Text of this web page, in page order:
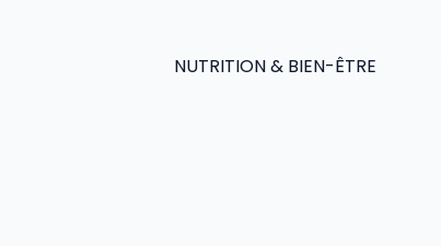
NUTRITION & BIEN-ÊTRE